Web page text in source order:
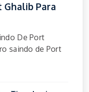
Ghalib Para
De Port
saindo de Port